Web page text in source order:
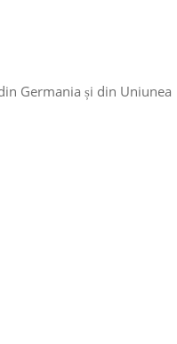
Germania și din Uniunea